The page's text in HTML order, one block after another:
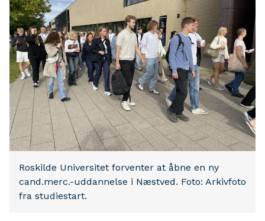
Roskilde Universitet forventer at åbne en ny
cand.merc.-uddannelse i Næstved. Foto: Arkivfoto
fra studiestart.